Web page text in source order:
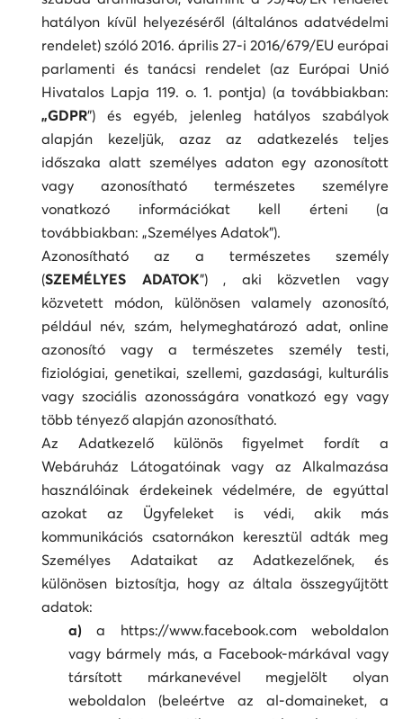
hatályon kívül helyezéséről (általános adatvédelmi
rendelet) szóló 2016. április 27-i 2016/679/EU európai
parlamenti és tanácsi rendelet (az Európai Unió
Hivatalos Lapja 119. o. 1. pontja) (a továbbiakban:
„GDPR”) és egyéb, jelenleg hatályos szabályok
alapján kezeljük, azaz az adatkezelés teljes
időszaka alatt személyes adaton egy azonosított
vagy azonosítható természetes személyre
vonatkozó információkat kell érteni (a
továbbiakban: „Személyes Adatok”).
Azonosítható az a természetes személy
(SZEMÉLYES ADATOK”) , aki közvetlen vagy
közvetett módon, különösen valamely azonosító,
például név, szám, helymeghatározó adat, online
azonosító vagy a természetes személy testi,
fiziológiai, genetikai, szellemi, gazdasági, kulturális
vagy szociális azonosságára vonatkozó egy vagy
több tényező alapján azonosítható.
Az Adatkezelő különös figyelmet fordít a
Webáruház Látogatóinak vagy az Alkalmazása
használóinak érdekeinek védelmére, de egyúttal
azokat az Ügyfeleket is védi, akik más
kommunikációs csatornákon keresztül adták meg
Személyes Adataikat az Adatkezelőnek, és
különösen biztosítja, hogy az általa összegyűjtött
adatok:
a) a https://www.facebook.com weboldalon
vagy bármely más, a Facebook-márkával vagy
társított márkanevével megjelölt olyan
weboldalon (beleértve az al-domaineket, a